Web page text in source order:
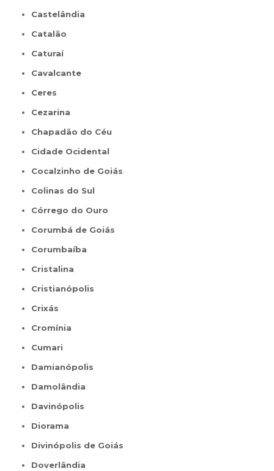
Castelândia
Catalão
Caturaí
Cavalcante
Ceres
Cezarina
Chapadão do Céu
Cidade Ocidental
Cocalzinho de Goiás
Colinas do Sul
Córrego do Ouro
Corumbá de Goiás
Corumbaíba
Cristalina
Cristianópolis
Crixás
Cromínia
Cumari
Damianópolis
Damolândia
Davinópolis
Diorama
Divinópolis de Goiás
Doverlândia